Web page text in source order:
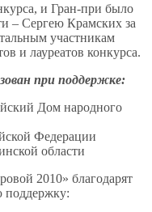
и Гран-при было
– Сергею Крамских за
участникам
и лауреатов конкурса.
при поддержке:
Дом народного
Федерации
области
2010» благодарят
поддержку: